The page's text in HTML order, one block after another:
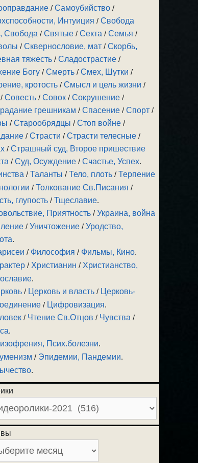
/Самоубийство /
Интуиция /Свобода
Свобода /Святые /Секта /Семья /
/Сквернословие, мат /Скорбь,
тяжесть /Сладострастие /
Богу /Смерть /Смех, Шутки /
кротость /Смысл и цель жизни /
/Совесть /Совок /Сокрушение /
грешникам /Спасение /Спорт /
/Старообрядцы /Стоп войне /
/Страсти /Страсти телесные /
/Страшный суд, Второе пришествие
/Суд, Осуждение /Счастье, Успех.
/Таланты /Тело, плоть /Терпение
/Толкование Св.Писания /
глупость /Тщеславие.
Приятность /Украина, война
/Уничтожение /Уродство,
.
/ Философия / Фильмы, Кино.
/ Христианин / Христианство,
.
/ Церковь и власть / Церковь-
/ Цифровизация.
/ Чтение Св.Отцов / Чувства /
.
Псих.болезни.
/ Эпидемии, Пандемии.
.